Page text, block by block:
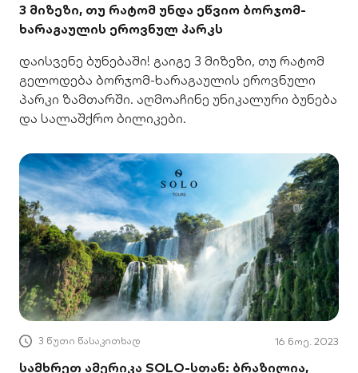
3 მიზეზი, თუ რატომ უნდა ეწვიო ბორჯომ-
ხარაგაულის ეროვნულ პარკს
დაისვენე ბუნებაში! გაიგე 3 მიზეზი, თუ რატომ
გელოდება ბორჯომ-ხარაგაულის ეროვნული
პარკი ზამთარში. აღმოაჩინე უნიკალური ბუნება
და სალაშქრო ბილიკები.
3 წუთი წასაკითხად 16 ნოე. 2023
სამხრეთ ამერიკა SOLO-სთან: ბრაზილია,